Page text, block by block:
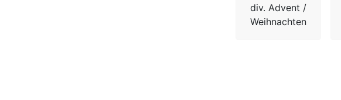
div. Advent /
Weihnachten